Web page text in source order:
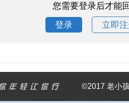
您需要登录后才能
登录
立即
©2017 老小